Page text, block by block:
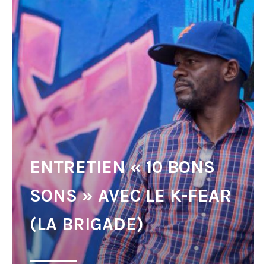
ENTRETIEN « 10 BONS
SONS » AVEC LE K-FEAR
(LA BRIGADE)